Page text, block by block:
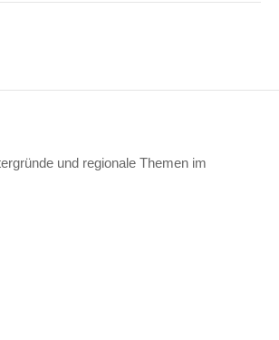
und regionale Themen im